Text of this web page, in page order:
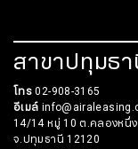
สาขาปทุมธ
โทร02-908-3165
อีเมล์
14/14 หมู่ 10 ต.คลองหนึ่
จ.ปทุมธานี 12120